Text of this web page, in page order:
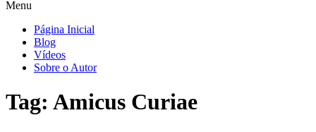
Menu
Página Inicial
Blog
Vídeos
Sobre o Autor
Tag: Amicus Curiae